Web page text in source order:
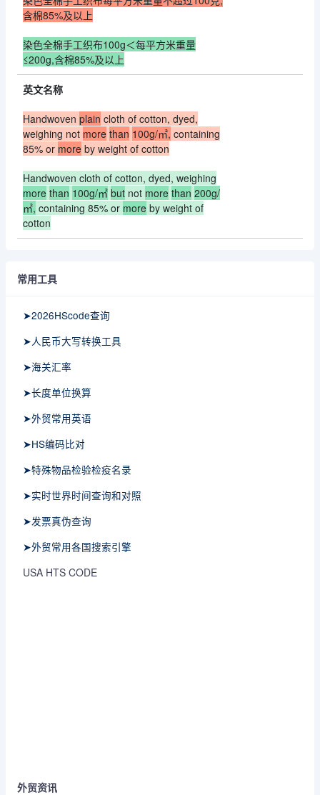
含棉85%及以上
染色全棉手工织布100g＜每平方米重量
≤200g,含棉85%及以上
英文名称
Handwoven plain cloth of cotton, dyed,
weighing not more than 100g/㎡, containing
85% or more by weight of cotton
Handwoven cloth of cotton, dyed, weighing
more than 100g/㎡ but not more than 200g/
㎡, containing 85% or more by weight of
cotton
常用工具
➤2026HScode查询
➤人民币大写转换工具
➤海关汇率
➤长度单位换算
➤外贸常用英语
➤HS编码比对
➤特殊物品检验检疫名录
➤实时世界时间查询和对照
➤发票真伪查询
➤外贸常用各国搜索引擎
USA HTS CODE
外贸资讯